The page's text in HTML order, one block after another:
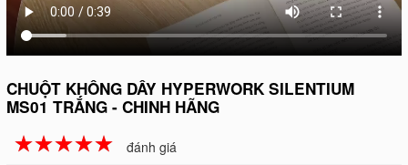
CHUỘT KHÔNG DÂY HYPERWORK SILENTIUM
MS01 TRẮNG - CHINH HÃNG
☆☆☆☆☆
★★★★★ đánh giá